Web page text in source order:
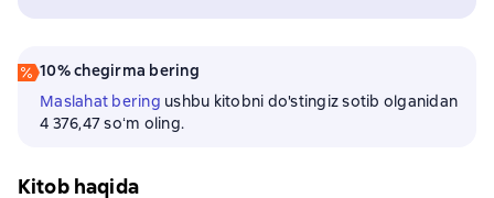
10% chegirma bering
Maslahat bering ushbu kitobni do'stingiz sotib olganidan
4 376,47 soʻm oling.
Kitob haqida